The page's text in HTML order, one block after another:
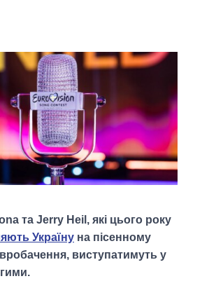
та Jerry Heil, які цього року
Україну на пісенному
виступатимуть у